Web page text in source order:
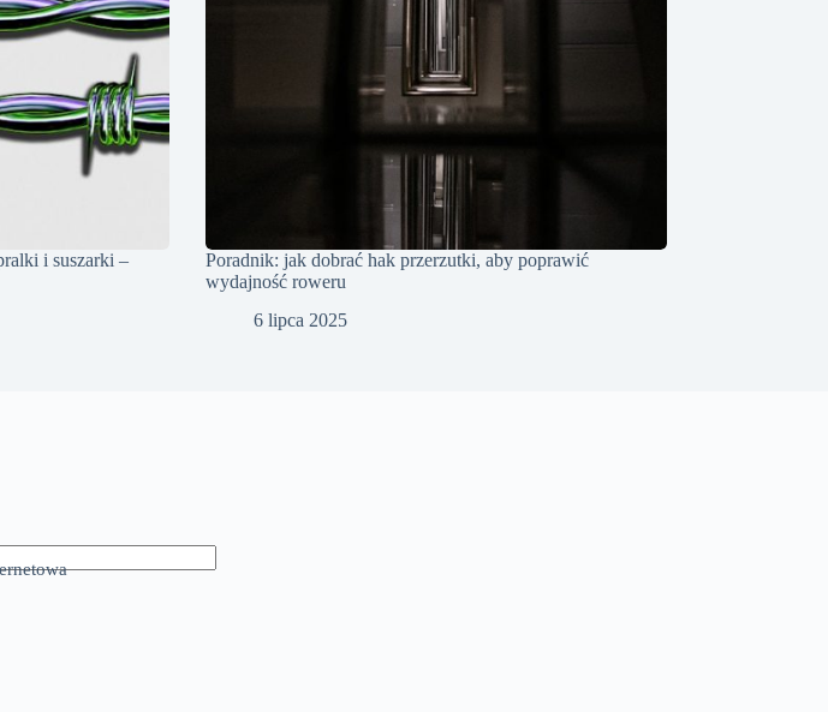
i suszarki –
Poradnik: jak dobrać hak przerzutki, aby poprawić
wydajność roweru
6 lipca 2025